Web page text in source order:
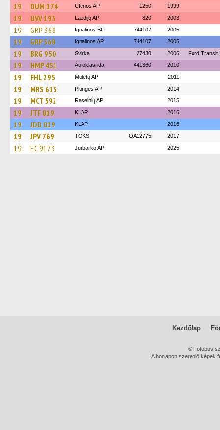
19 DUM 174 Utenos AP 1250 1999
19 UVV 195 Lazdijų AP 820 2003
19 GRP 368 Ignalinos BŪ 744107 2005
19 GRP 368 Ignalinos AP 744107 2005
19 BRG 950 Svirka 27430 2006 Ford Transit
19 HMP 451 Autoklasrida 441360 2010
19 FHL 295 Molėtų AP 2011
19 MRS 615 Plungės AP 2014
19 MCT 592 Raseinių AP 2015
19 JTF 019 KLAP 2016
19 JDD 019 KLAP 2016
19 JPV 769 TOKS OA12775 2017
19 EC 9173 Jurbarko AP 2025
Kezdőlap
© Fotobus
A honlapon szereplő képek